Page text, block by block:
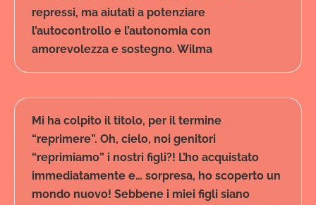
repressi, ma aiutati a potenziare
l’autocontrollo e l’autonomia con
amorevolezza e sostegno. Wilma
Mi ha colpito il titolo, per il termine
“reprimere”. Oh, cielo, noi genitori
“reprimiamo” i nostri figli?! L’ho acquistato
immediatamente e… sorpresa, ho scoperto un
mondo nuovo! Sebbene i miei figli siano